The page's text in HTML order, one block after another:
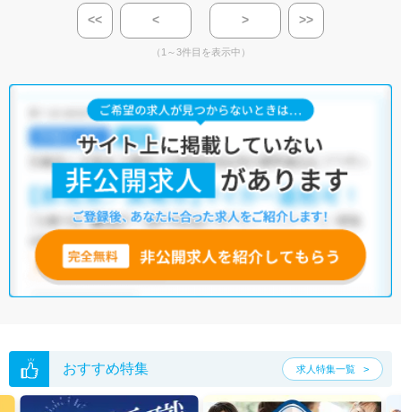
<< < > >>
（1～3件目を表示中）
おすすめ特集 求人特集一覧